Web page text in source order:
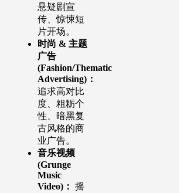
悬疑剧宣
传、惊悚短
片开场。
时尚 & 主题
广告
(Fashion/Thematic
Advertising)：
追求高对比
度、粗粝个
性、暗黑复
古风格的商
业广告。
音乐视频
(Grunge
Music
Video)： 摇